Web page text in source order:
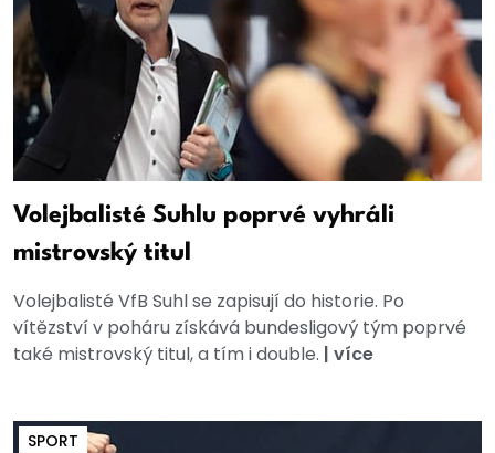
Volejbalisté Suhlu poprvé vyhráli
mistrovský titul
Volejbalisté VfB Suhl se zapisují do historie. Po
vítězství v poháru získává bundesligový tým poprvé
také mistrovský titul, a tím i double. | více
SPORT